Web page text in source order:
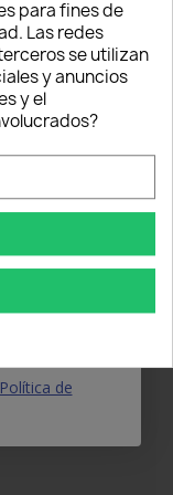
para fines de
Las redes
se utilizan
y anuncios
y el
aquí abajo
en tu
Política de